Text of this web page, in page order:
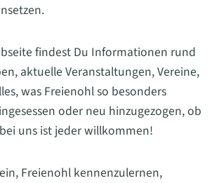
findest Du Informationen rund
aktuelle Veranstaltungen, Vereine,
was Freienohl so besonders
oder neu hinzugezogen, ob
uns ist jeder willkommen!
Freienohl kennenzulernen,